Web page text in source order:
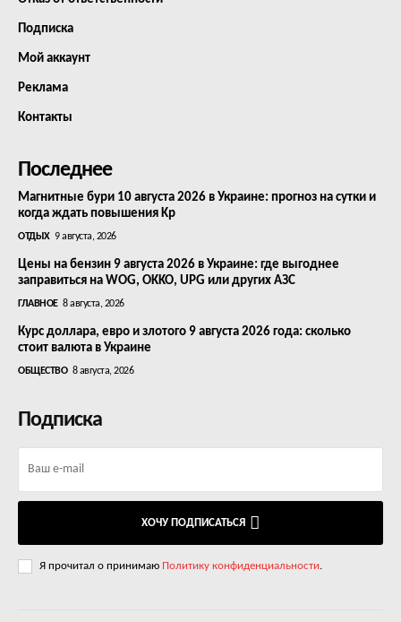
Подписка
Мой аккаунт
Реклама
Контакты
Последнее
Магнитные бури 10 августа 2026 в Украине: прогноз на сутки и
когда ждать повышения Kp
ОТДЫХ 9 августа, 2026
Цены на бензин 9 августа 2026 в Украине: где выгоднее
заправиться на WOG, OKKO, UPG или других АЗС
ГЛАВНОЕ 8 августа, 2026
Курс доллара, евро и злотого 9 августа 2026 года: сколько
стоит валюта в Украине
ОБЩЕСТВО 8 августа, 2026
Подписка
ХОЧУ ПОДПИСАТЬСЯ
Я прочитал о принимаю Политику конфиденциальности.